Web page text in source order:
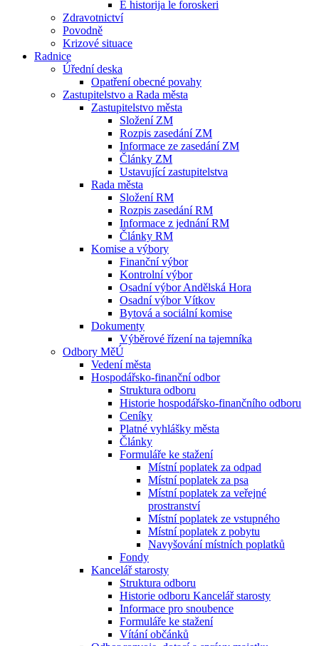
E historija le foroskeri
Zdravotnictví
Povodně
Krizové situace
Radnice
Úřední deska
Opatření obecné povahy
Zastupitelstvo a Rada města
Zastupitelstvo města
Složení ZM
Rozpis zasedání ZM
Informace ze zasedání ZM
Články ZM
Ustavující zastupitelstva
Rada města
Složení RM
Rozpis zasedání RM
Informace z jednání RM
Články RM
Komise a výbory
Finanční výbor
Kontrolní výbor
Osadní výbor Andělská Hora
Osadní výbor Vítkov
Bytová a sociální komise
Dokumenty
Výběrové řízení na tajemníka
Odbory MěÚ
Vedení města
Hospodářsko-finanční odbor
Struktura odboru
Historie hospodářsko-finančního odboru
Ceníky
Platné vyhlášky města
Články
Formuláře ke stažení
Místní poplatek za odpad
Místní poplatek za psa
Místní poplatek za veřejné
prostranství
Místní poplatek ze vstupného
Místní poplatek z pobytu
Navyšování místních poplatků
Fondy
Kancelář starosty
Struktura odboru
Historie odboru Kancelář starosty
Informace pro snoubence
Formuláře ke stažení
Vítání občánků